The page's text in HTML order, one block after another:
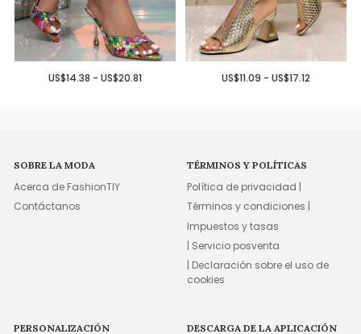
US$14.38 - US$20.81 US$11.09 - US$17.12
SOBRE LA MODA
Acerca de FashionTIY
Contáctanos
TÉRMINOS Y POLÍTICAS
Política de privacidad |
Términos y condiciones |
Impuestos y tasas
| Servicio posventa
| Declaración sobre el uso de
cookies
PERSONALIZACIÓN DESCARGA DE LA APLICACIÓN